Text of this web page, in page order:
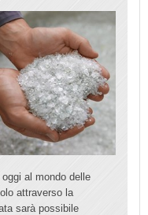
al mondo delle
attraverso la
sarà possibile